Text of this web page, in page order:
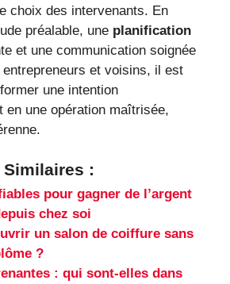
choix des intervenants. En
préalable, une planification
et une communication soignée
entrepreneurs et voisins, il est
une intention
en une opération maîtrisée,
:
pour gagner de l’argent
chez soi
un salon de coiffure sans
?
: qui sont-elles dans